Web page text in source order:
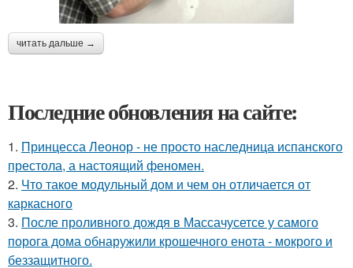
читать дальше →
Последние обновления на сайте:
1. Принцесса Леонор - не просто наследница испанского
престола, а настоящий феномен.
2. Что такое модульный дом и чем он отличается от
каркасного
3. После проливного дождя в Массачусетсе у самого
порога дома обнаружили крошечного енота - мокрого и
беззащитного.